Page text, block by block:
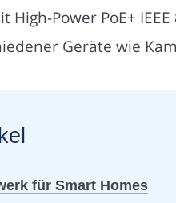
Power PoE+ IEEE
Geräte wie
für Smart Homes